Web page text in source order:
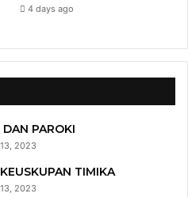
4 days ago
PAROKI
2023
TIMIKA
2023